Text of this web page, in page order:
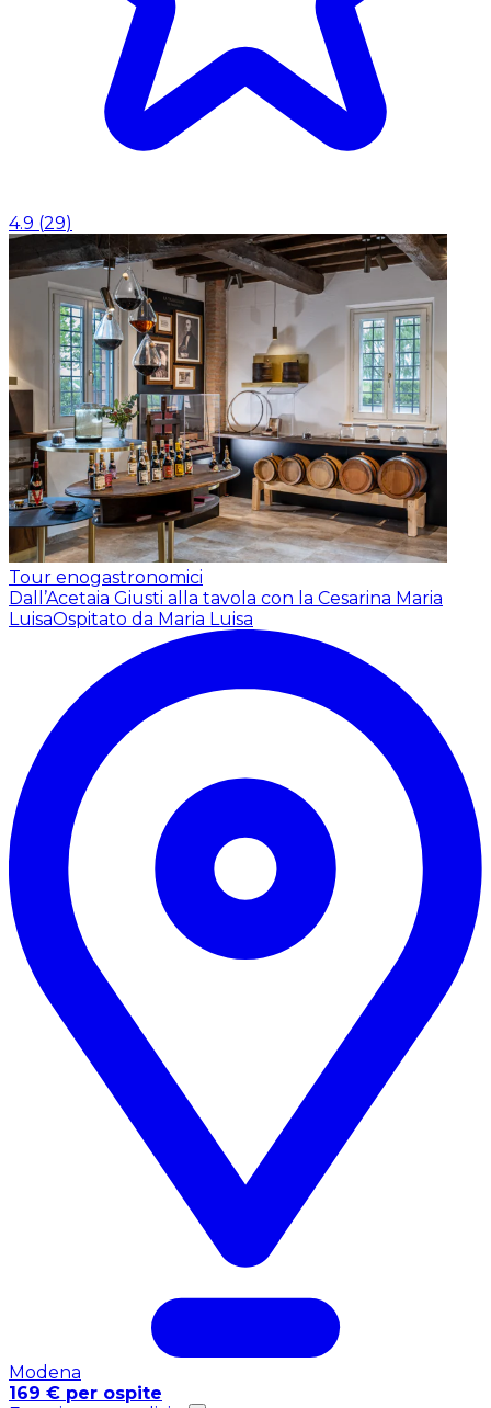
4.9 (29)
Tour enogastronomici
Dall’Acetaia Giusti alla tavola con la Cesarina Maria
LuisaOspitato da Maria Luisa
Modena
169 € per ospite